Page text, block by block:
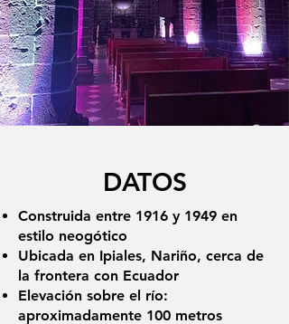
DATOS
Construida entre 1916 y 1949 en
estilo neogótico
Ubicada en Ipiales, Nariño, cerca de
la frontera con Ecuador
Elevación sobre el río:
aproximadamente 100 metros